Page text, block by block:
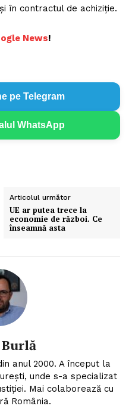
în contractul de achiziţie.
News!
pe Telegram
WhatsApp
Articolul următor
UE ar putea trece la
economie de război. Ce
înseamnă asta
anul 2000. A început la
unde s-a specializat
Mai colaborează cu
România.